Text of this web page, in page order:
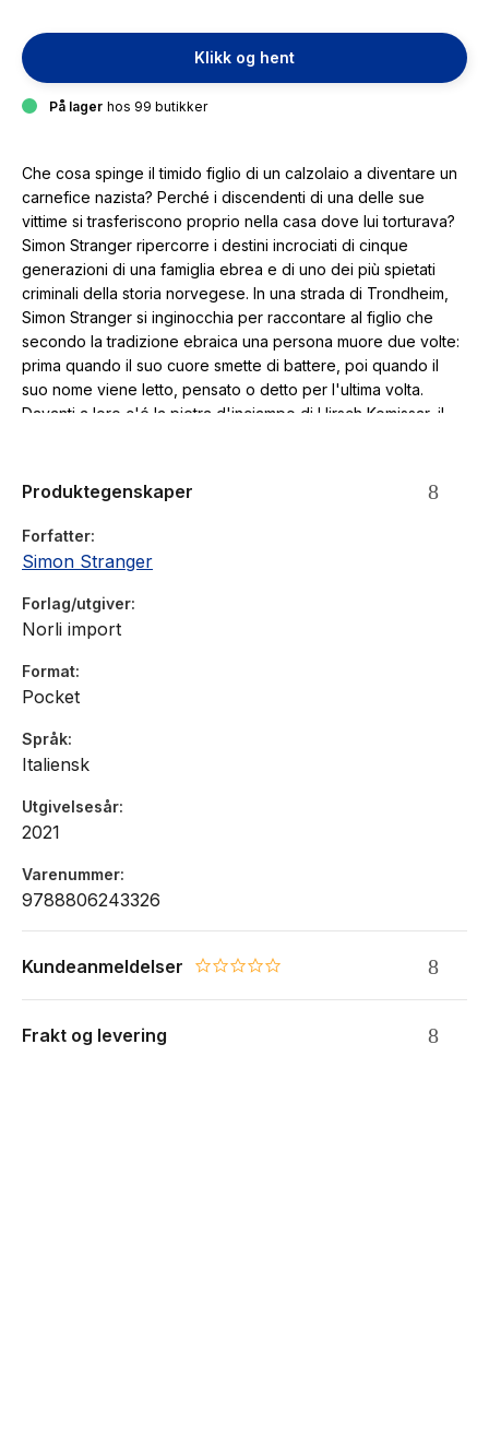
Klikk og hent
På lager hos 99 butikker
Che cosa spinge il timido figlio di un calzolaio a diventare un
carnefice nazista? Perché i discendenti di una delle sue
vittime si trasferiscono proprio nella casa dove lui torturava?
Simon Stranger ripercorre i destini incrociati di cinque
generazioni di una famiglia ebrea e di uno dei più spietati
criminali della storia norvegese. In una strada di Trondheim,
Simon Stranger si inginocchia per raccontare al figlio che
secondo la tradizione ebraica una persona muore due volte:
prima quando il suo cuore smette di battere, poi quando il
suo nome viene letto, pensato o detto per l'ultima volta.
Davanti a loro c'é la pietra d'inciampo di Hirsch Komissar, il
Produktegenskaper
Forfatter
Simon Stranger
Forlag/utgiver
Norli import
Format
Pocket
Språk
Italiensk
Utgivelsesår
2021
Varenummer
9788806243326
Kundeanmeldelser 0.0 star rating
Frakt og levering